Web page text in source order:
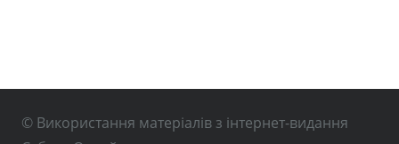
© Використання матеріалів з інтернет-видання